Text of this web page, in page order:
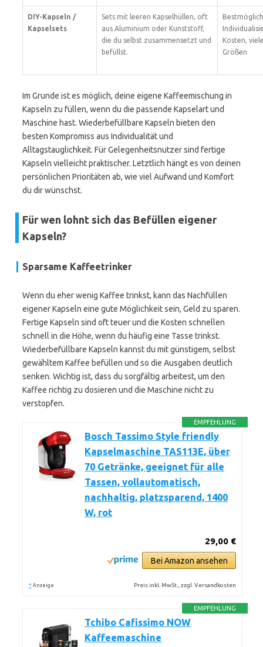
DIY-Kapseln /
Kapselsets
Sets mit leeren Kapselhüllen, oft
aus Aluminium oder Kunststoff,
die du selbst zusammensetzt und
befüllst.
Kosten,
Größen
Im Grunde ist es möglich, deine eigene Kaffeemischung in
Kapseln zu füllen, wenn du die passende Kapselart und
Maschine hast. Wiederbefüllbare Kapseln bieten den
besten Kompromiss aus Individualität und
Alltagstauglichkeit. Für Gelegenheitsnutzer sind fertige
Kapseln vielleicht praktischer. Letztlich hängt es von deinen
persönlichen Prioritäten ab, wie viel Aufwand und Komfort
du dir wünschst.
Für wen lohnt sich das Befüllen eigener
Kapseln?
Sparsame Kaffeetrinker
Wenn du eher wenig Kaffee trinkst, kann das Nachfüllen
eigener Kapseln eine gute Möglichkeit sein, Geld zu sparen.
Fertige Kapseln sind oft teuer und die Kosten schnellen
schnell in die Höhe, wenn du häufig eine Tasse trinkst.
Wiederbefüllbare Kapseln kannst du mit günstigem, selbst
gewähltem Kaffee befüllen und so die Ausgaben deutlich
senken. Wichtig ist, dass du sorgfältig arbeitest, um den
Kaffee richtig zu dosieren und die Maschine nicht zu
verstopfen.
EMPFEHLUNG
Bosch Tassimo Style friendly
Kapselmaschine TAS113E, über
70 Getränke, geeignet für alle
Tassen, vollautomatisch,
nachhaltig, platzsparend, 1400
W, rot
29,00 €
Bei Amazon ansehen
* Anzeige Preis inkl. MwSt., zzgl. Versandkosten
EMPFEHLUNG
Tchibo Cafissimo NOW
Kaffeemaschine